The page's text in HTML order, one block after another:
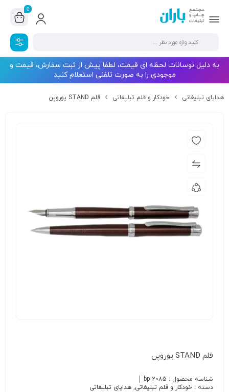
0
به دلیل نوسانات لحظه ای قیمت، لطفا پیش از ثبت سفارش، قیمت و
موجودی را به صورت تلفنی استعلام کنید
هدایای تبلیغاتی خودکار و قلم تبلیغاتی قلم STAND یوروپن
قلم STAND یوروپن
شناسه محصول : bp-2085
دسته : خودکار و قلم تبلیغاتی, هدایای تبلیغاتی